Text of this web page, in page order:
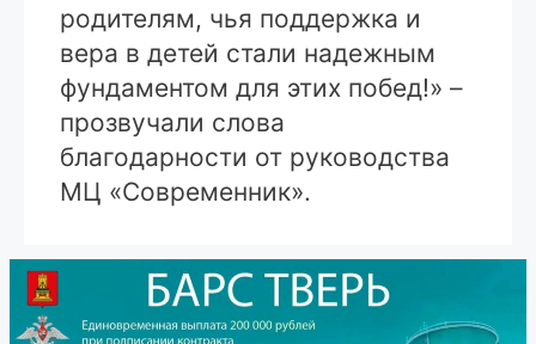
родителям, чья поддержка и
вера в детей стали надежным
фундаментом для этих побед!» –
прозвучали слова
благодарности от руководства
МЦ «Современник».